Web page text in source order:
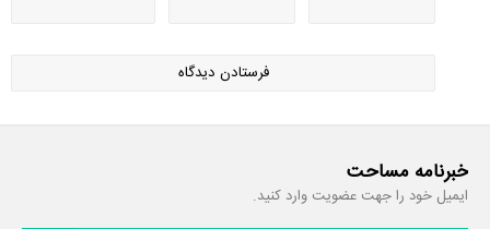
خبرنامه مساحت
ایمیل خود را جهت عضویت وارد کنید.